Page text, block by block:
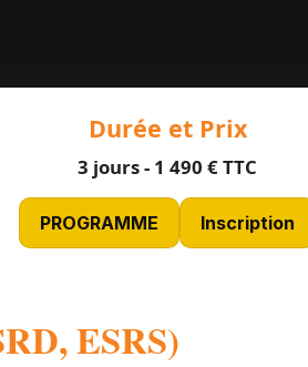
Durée et Prix
3 jours - 1 490 € TTC
PROGRAMME Inscription
ESRS)